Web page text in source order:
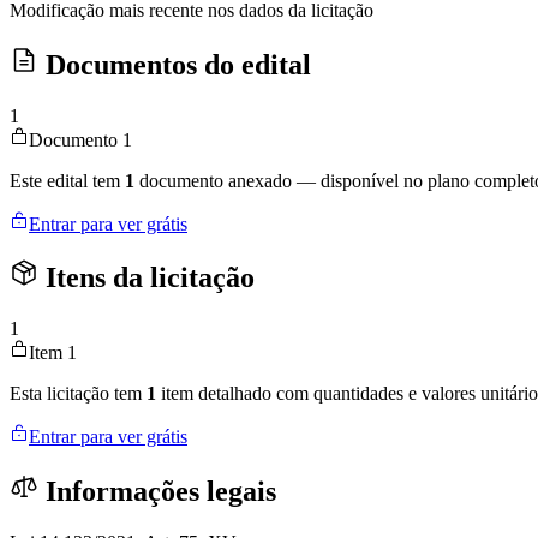
Modificação mais recente nos dados da licitação
Documentos do edital
1
Documento 1
Este edital tem 1 documento anexado — disponível no plano
Entrar para ver grátis
Itens da licitação
1
Item 1
Esta licitação tem 1 item detalhado com quantidades e valores
Entrar para ver grátis
Informações legais